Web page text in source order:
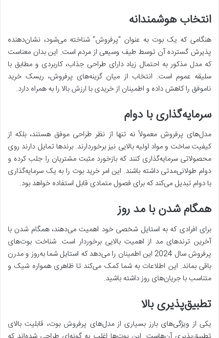
انتخاب هوشمندانه
هنگامی که یک بوت به عنوان “پرفروش” شناخته می‌شود، نشان‌دهنده
پذیرش گسترده آن توسط طیف وسیعی از مردم است. این بدان معناست
که مدل مذکور به احتمال زیاد دارای طراحی جذاب، کاربردی و مطابق با
سلیقه عموم است. انتخاب از میان گزینه‌های پرفروش، ریسک خرید
ناموفق را کاهش داده و اطمینان از خریدی با ارزش بالا را به همراه دارد.
سرمایه‌گذاری با دوام
مدل‌های پرفروش معمولاً نه تنها از نظر طراحی موفق هستند، بلکه از
کیفیت ساخت و مواد اولیه بالایی نیز برخوردارند. برندها تمایل دارند روی
محصولاتی سرمایه‌گذاری کنند که بازخورد مثبت مشتریان را جلب کرده و
دوام طولانی‌مدتی داشته باشند. این امر خرید بوت را به یک سرمایه‌گذاری
با دوام تبدیل می‌کند که برای فصول متمادی قابل استفاده خواهد بود.
همگام شدن با مد روز
برای افرادی که به استایل شخصی خود اهمیت می‌دهند، همگام شدن با
آخرین ترندهای مد از اهمیت بالایی برخوردار است. شناخت بوت‌های
پرفروش سال 2024 این اطمینان را می‌دهد که استایل شما به‌روز و مدرن
باقی بماند. این اطلاعات به شما کمک می‌کند تا ظاهری همواره شیک و
متناسب با جریان‌های روز داشته باشید.
تطبیق‌پذیری بالا
یکی از ویژگی‌های بارز بسیاری از مدل‌های پرفروش بوت، قابلیت بالای